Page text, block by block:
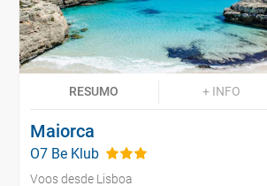
RESUMO + INFO
Maiorca
O7 Be Klub
Voos desde Lisboa